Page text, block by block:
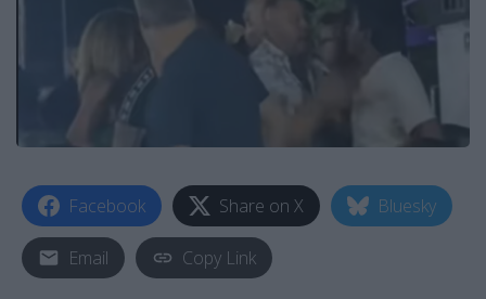
Facebook Share on X Bluesky
Email Copy Link